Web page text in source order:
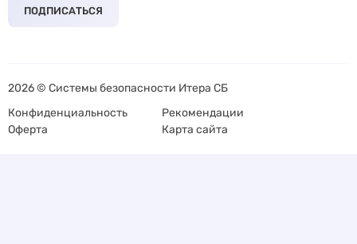
ПОДПИСАТЬСЯ
2026 © Системы безопасности Итера СБ
Конфиденциальность
Рекомендации
Оферта
Карта сайта